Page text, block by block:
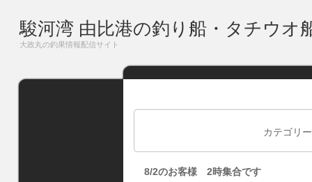
駿河湾 由比港の釣り船・タチウオ
大政丸の釣果情報配信サイト
カテゴリ
8/2のお客様 2時集合です